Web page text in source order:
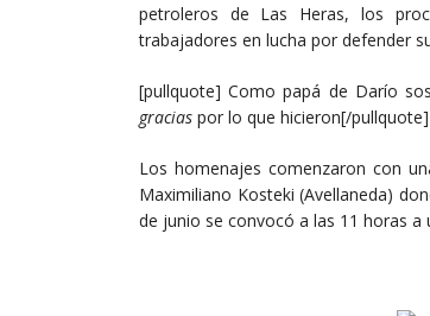
petroleros de Las Heras, los
trabajadores en lucha por defender
[pullquote] Como papá de Darío
gracias por lo que hicieron[/pullquote]
Los homenajes comenzaron con
Maximiliano Kosteki (Avellaneda)
de junio se convocó a las 11 horas a